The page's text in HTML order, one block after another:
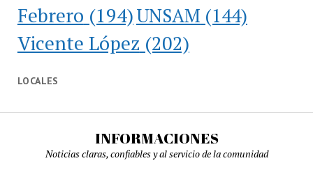
Febrero (194)UNSAM (144)
Vicente López (202)
LOCALES
INFORMACIONES
Noticias claras, confiables y al servicio de la comunidad